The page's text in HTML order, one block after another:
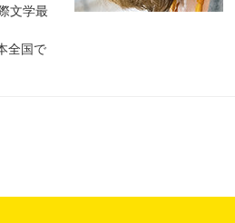
文学最
全国で